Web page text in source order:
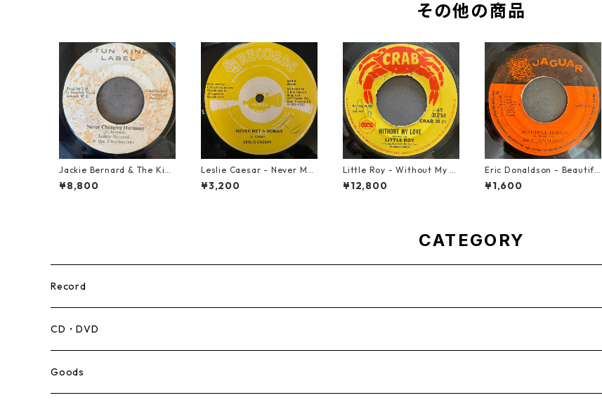
その他の商品
Jackie Bernard & The Kin
gstonians - Never Changi
ng Harmony【7-21948】
¥8,800
Leslie Caesar - Never Met
A Woman【12-50067】
¥3,200
Little Roy - Without My L
ove【7-21990】
¥12,800
Eric Donaldson - Beautifu
l Maiden【7-21788】
¥1,600
CATEGORY
Record
Mento,Calypso,Ballad
Ska
CD・DVD
Goods